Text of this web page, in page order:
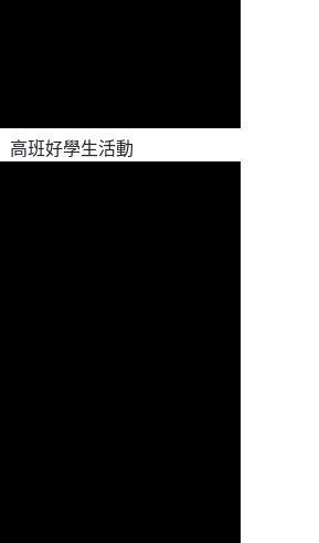
高班好學生活動